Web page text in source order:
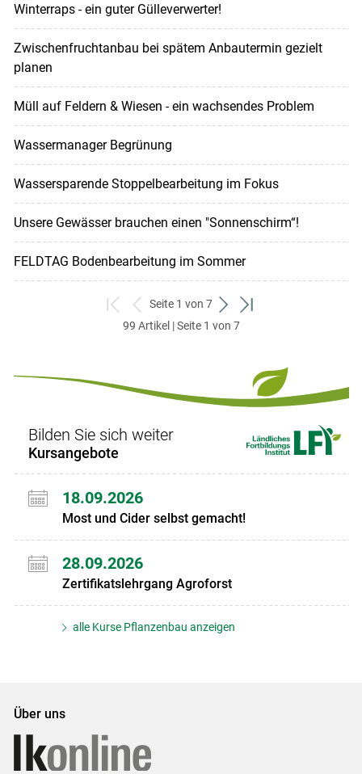
Winterraps - ein guter Gülleverwerter!
Zwischenfruchtanbau bei spätem Anbautermin gezielt
planen
Müll auf Feldern & Wiesen - ein wachsendes Problem
Wassermanager Begrünung
Wassersparende Stoppelbearbeitung im Fokus
Unsere Gewässer brauchen einen "Sonnenschirm“!
FELDTAG Bodenbearbeitung im Sommer
zum
ersten
zurück
zum
Seite 1 von 7
weiter
zum
zum
99 Artikel | Seite 1 von 7
Bilden Sie sich weiter
Kursangebote
18.09.2026
Most und Cider selbst gemacht!
28.09.2026
Zertifikatslehrgang Agroforst
alle Kurse Pflanzenbau anzeigen
Über uns